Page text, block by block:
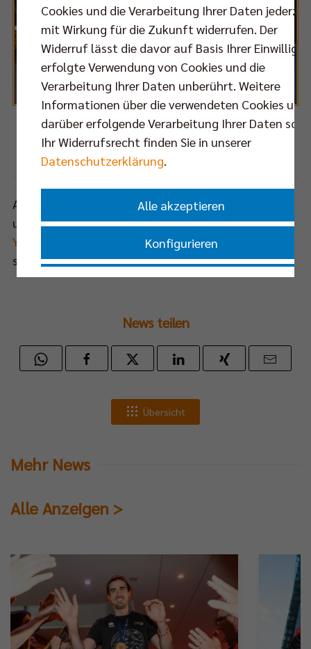
Die BR Volleys freuen sich über ein fantastisches Jahr 2013!
Foto: Eckhard Herfet, Berlin
Alle Folgen des Internet.TV-Magazins BEST OF FIVE
und zahlreiche andere interessante Videos sind im
YouTube-Kanal der BERLIN RECYCLING Volleys
sehen.
News teilen
Übersicht
Mehr News
Alle Anzeigen >
Cookies und die Verarbeitung Ihrer Daten
mit Wirkung für die Zukunft widerrufen. Der
Widerruf lässt die davor auf Basis Ihrer
erfolgte Verwendung von Cookies und die
Verarbeitung Ihrer Daten unberührt. Weitere
Informationen über die verwendeten Cookies und
darüber erfolgende Verarbeitung Ihrer Daten
Ihr Widerrufsrecht finden Sie in unserer
Datenschutzerklärung.
Alle akzeptieren
Konfigurieren
Nur essenzielle Cookies akzeptieren
Impressum|Datenschutzerklärung